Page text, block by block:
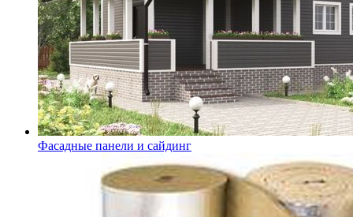
Фасадные панели и сайдинг